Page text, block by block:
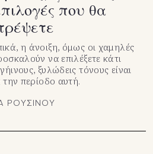
που θα
η άνοιξη, όμως οι χαμηλές
να επιλέξετε κάτι
ξυλώδεις τόνους είναι
την περίοδο αυτή.
ΡΟΥΣΙΝΟΥ